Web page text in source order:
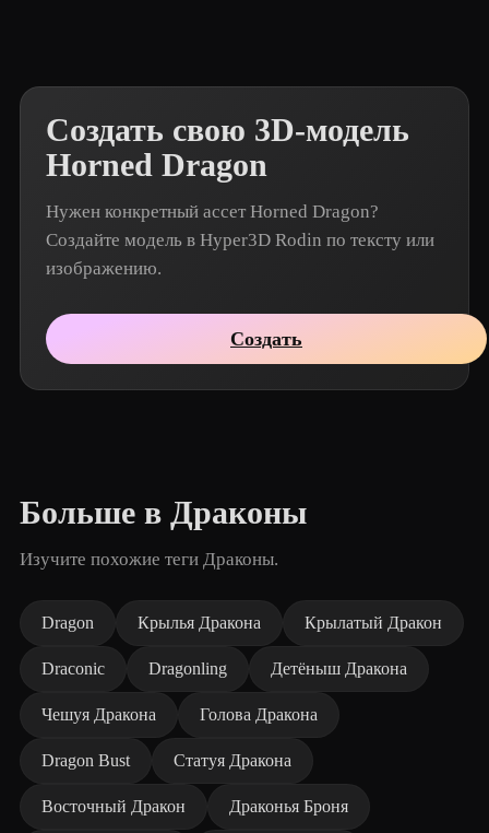
Создать свою 3D-модель
Horned Dragon
Нужен конкретный ассет Horned Dragon?
Создайте модель в Hyper3D Rodin по тексту или
изображению.
Создать
Больше в Драконы
Изучите похожие теги Драконы.
Dragon Крылья Дракона Крылатый Дракон
Draconic Dragonling Детёныш Дракона
Чешуя Дракона Голова Дракона
Dragon Bust Статуя Дракона
Восточный Дракон Драконья Броня